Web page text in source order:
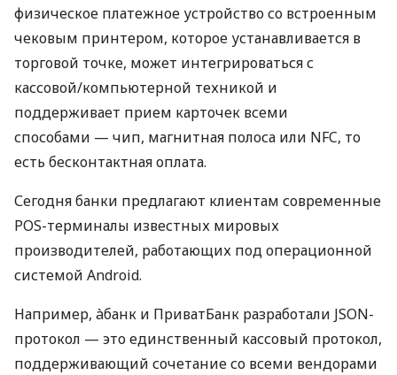
физическое платежное устройство со встроенным
чековым принтером, которое устанавливается в
торговой точке, может интегрироваться с
кассовой/компьютерной техникой и
поддерживает прием карточек всеми
способами — чип, магнитная полоса или NFC, то
есть бесконтактная оплата.
Сегодня банки предлагают клиентам современные
POS-терминалы известных мировых
производителей, работающих под операционной
системой Android.
Например, àбанк и ПриватБанк разработали JSON-
протокол — это единственный кассовый протокол,
поддерживающий сочетание со всеми вендорами